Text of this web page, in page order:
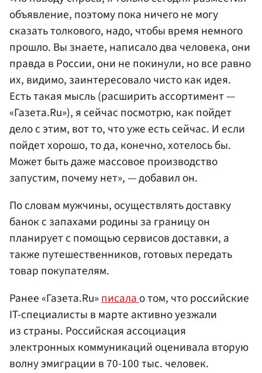
объявление, поэтому пока ничего не могу
сказать толкового, надо, чтобы время немного
прошло. Вы знаете, написало два человека, они
правда в России, они не покинули, но все равно
их, видимо, заинтересовало чисто как идея.
Есть такая мысль (расширить ассортимент —
«Газета.Ru»), я сейчас посмотрю, как пойдет
дело с этим, вот то, что уже есть сейчас. И если
пойдет хорошо, то да, конечно, хотелось бы.
Может быть даже массовое производство
запустим, почему нет», — добавил он.
По словам мужчины, осуществлять доставку
банок с запахами родины за границу он
планирует с помощью сервисов доставки, а
также путешественников, готовых передать
товар покупателям.
Ранее «Газета.Ru»писалао том, что российские
IT-специалисты в марте активно уезжали
из страны. Российская ассоциация
электронных коммуникаций оценивала вторую
волну эмиграции в 70-100 тыс. человек.